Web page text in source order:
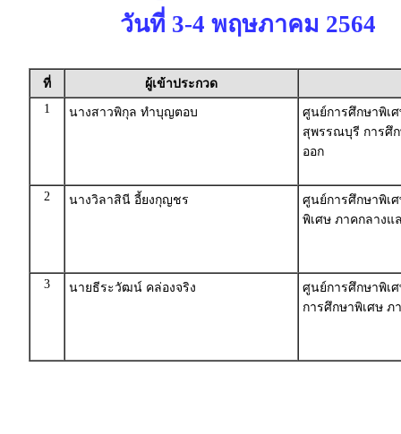
วันที่ 3-4 พฤษภาคม 2564
ที่
ผู้เข้าประกวด
1
นางสาวพิกุล ทำบุญตอบ
ศูนย์การศึกษาพิเ
สุพรรณบุรี การศึ
ออก
2 นางวิลาสินี อี้ยงกุญชร
ศูนย์การศึกษาพิเ
พิเศษ ภาคกลางแ
3 นายธีระวัฒน์ คล่องจริง
ศูนย์การศึกษาพิเ
การศึกษาพิเศษ ภ